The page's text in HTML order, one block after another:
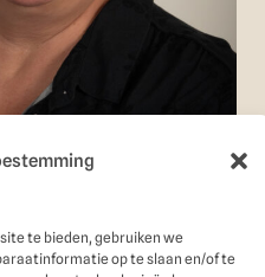
te bieden, gebruiken we
op te slaan en/of te